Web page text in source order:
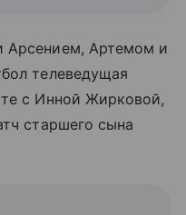
Арсением, Артемом и
телеведущая
с Инной Жирковой,
старшего сына